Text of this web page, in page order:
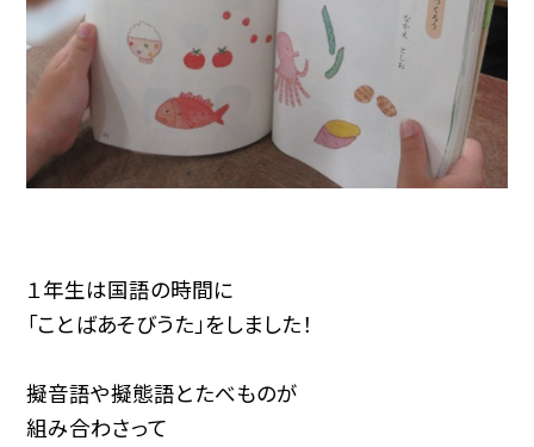
１年生は国語の時間に
「ことばあそびうた」をしました！
擬音語や擬態語とたべものが
組み合わさって